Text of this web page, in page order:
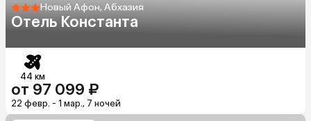
Новый Афон, Абхазия
Отель Константа
44 км
от 97 099 ₽
22 февр. - 1 мар., 7 ночей